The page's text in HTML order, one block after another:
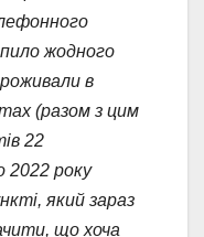
жодного
в
(разом з цим
22
2022 року
який зараз
що хоча